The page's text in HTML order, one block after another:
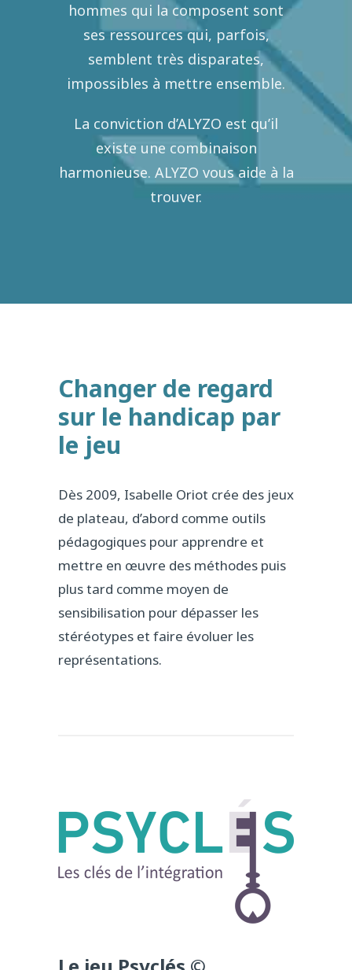
hommes qui la composent sont
ses ressources qui, parfois,
semblent très disparates,
impossibles à mettre ensemble.
La conviction d’ALYZO est qu’il
existe une combinaison
harmonieuse. ALYZO vous aide à la
trouver.
Changer de regard
sur le handicap par
le jeu
Dès 2009, Isabelle Oriot crée des jeux
de plateau, d’abord comme outils
pédagogiques pour apprendre et
mettre en œuvre des méthodes puis
plus tard comme moyen de
sensibilisation pour dépasser les
stéréotypes et faire évoluer les
représentations.